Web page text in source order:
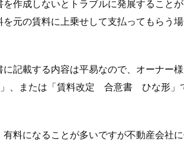
作成しないとトラブルに発展すること
元の賃料に上乗せして支払ってもらう
記載する内容は平易なので、オーナー
、または「賃料改定 合意書 ひな形」
料になることが多いですが不動産会社に